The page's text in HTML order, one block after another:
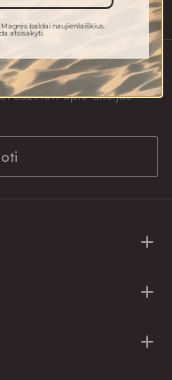
sužinoti apie akcijas
baldai naujienlaiškius.
atsisakyti.